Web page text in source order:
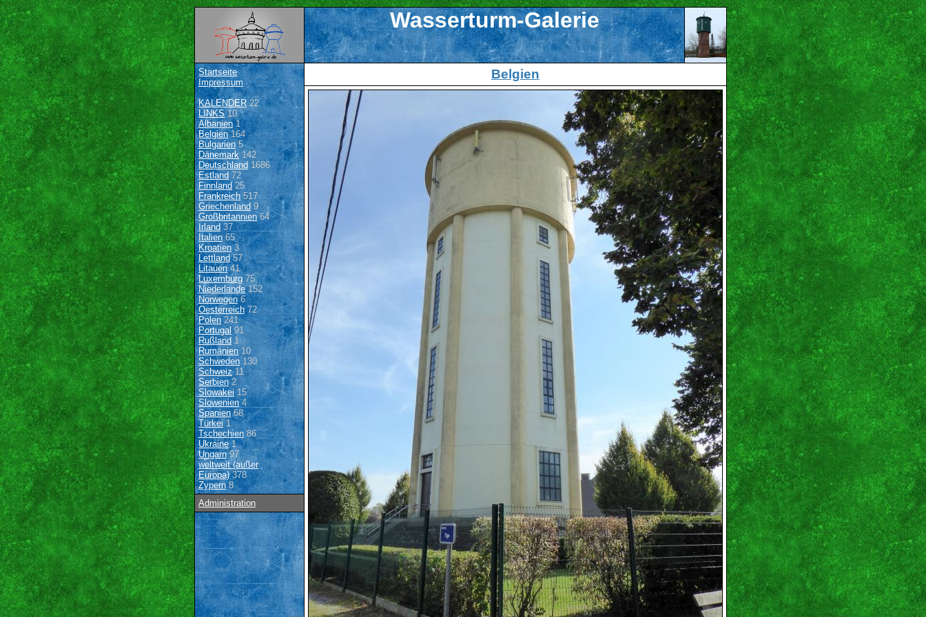
Wasserturm-Galerie
Startseite
Impressum
KALENDER22
LINKS10
Albanien1
Belgien164
Bulgarien 5
Dänemark142
Deutschland 1686
Estland 72
Finnland 25
Frankreich517
Griechenland9
Großbritannien64
Irland 37
Italien65
Kroatien3
Lettland57
Litauen41
Luxemburg 75
Niederlande152
Norwegen6
Oesterreich72
Polen 241
Portugal91
Rußland 1
Rumänien10
Schweden 130
Schweiz11
Serbien2
Slowakei15
Slowenien4
Spanien68
Türkei1
Tschechien 86
Ukraine1
Ungarn97
weltweit (außer
Europa)378
Zypern8
Administration
Belgien